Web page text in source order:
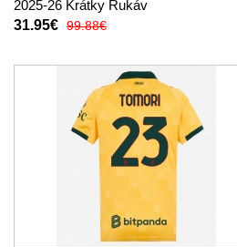
2025-26 Krátky Rukáv
31.95€ 99.88€